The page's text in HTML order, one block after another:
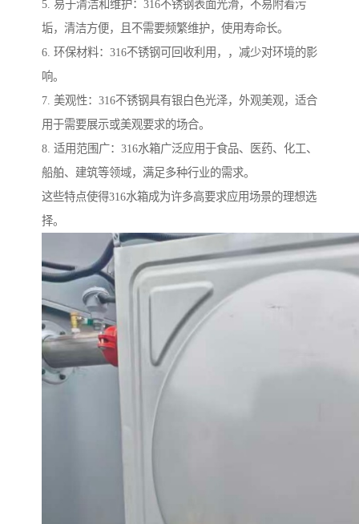
5. 易于清洁和维护：316不锈钢表面光滑，不易附着污
垢，清洁方便，且不需要频繁维护，使用寿命长。
6. 环保材料：316不锈钢可回收利用，，减少对环境的影
响。
7. 美观性：316不锈钢具有银白色光泽，外观美观，适合
用于需要展示或美观要求的场合。
8. 适用范围广：316水箱广泛应用于食品、医药、化工、
船舶、建筑等领域，满足多种行业的需求。
这些特点使得316水箱成为许多高要求应用场景的理想选
择。